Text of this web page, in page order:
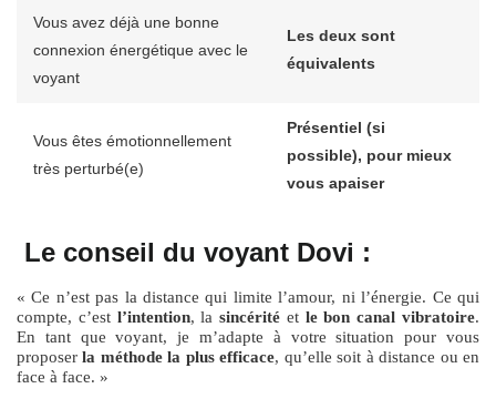
Vous avez déjà une bonne
connexion énergétique avec le
voyant
Les deux sont
équivalents
Vous êtes émotionnellement
très perturbé(e)
Présentiel (si
possible), pour mieux
vous apaiser
Le conseil du voyant Dovi :
« Ce n’est pas la distance qui limite l’amour, ni l’énergie. Ce qui
compte, c’est l’intention, lasincérité et le bon canal vibratoire.
En tant que voyant, je m’adapte à votre situation pour vous
proposerla méthode la plus efficace, qu’elle soit à distance ou en
face à face. »